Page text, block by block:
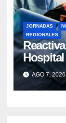
JORNADAS
REGIONALES
Hospital
Guárico
AGO 7, 2026